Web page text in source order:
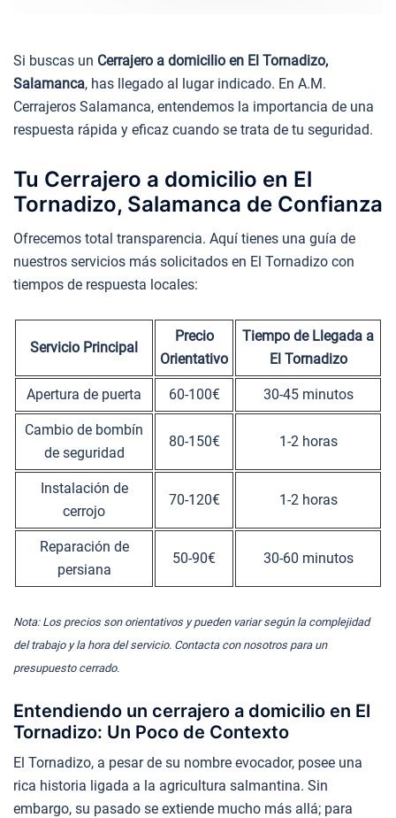
Si buscas un Cerrajero a domicilio en El Tornadizo,
Salamanca, has llegado al lugar indicado. En A.M.
Cerrajeros Salamanca, entendemos la importancia de una
respuesta rápida y eficaz cuando se trata de tu seguridad.
Tu Cerrajero a domicilio en El
Tornadizo, Salamanca de Confianza
Ofrecemos total transparencia. Aquí tienes una guía de
nuestros servicios más solicitados en El Tornadizo con
tiempos de respuesta locales:
Servicio Principal
Precio
Orientativo
Tiempo de Llegada a
El Tornadizo
Apertura de puerta 60-100€ 30-45 minutos
Cambio de bombín
de seguridad
80-150€ 1-2 horas
Instalación de
cerrojo
70-120€ 1-2 horas
Reparación de
persiana
50-90€ 30-60 minutos
Nota: Los precios son orientativos y pueden variar según la complejidad
del trabajo y la hora del servicio. Contacta con nosotros para un
presupuesto cerrado.
Entendiendo un cerrajero a domicilio en El
Tornadizo: Un Poco de Contexto
El Tornadizo, a pesar de su nombre evocador, posee una
rica historia ligada a la agricultura salmantina. Sin
embargo, su pasado se extiende mucho más allá; para